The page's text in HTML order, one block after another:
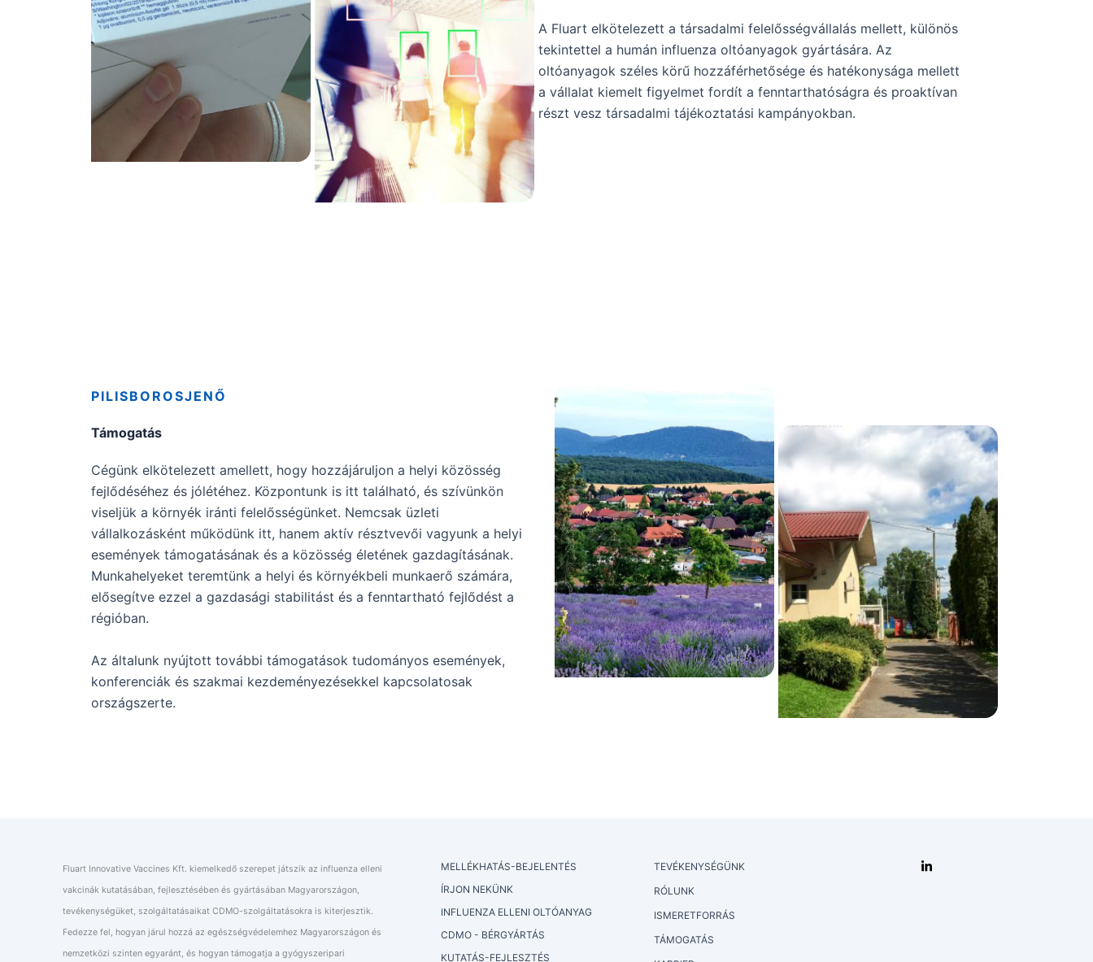
A Fluart elkötelezett a társadalmi felelősségvállalás mellett, különös
tekintettel a humán influenza oltóanyagok gyártására. Az
oltóanyagok széles körű hozzáférhetősége és hatékonysága mellett
a vállalat kiemelt figyelmet fordít a fenntarthatóságra és proaktívan
részt vesz társadalmi tájékoztatási kampányokban.
PILISBOROSJENŐ
Támogatás
Cégünk elkötelezett amellett, hogy hozzájáruljon a helyi közösség
fejlődéséhez és jólétéhez. Központunk is itt található, és szívünkön
viseljük a környék iránti felelősségünket. Nemcsak üzleti
vállalkozásként működünk itt, hanem aktív résztvevői vagyunk a helyi
események támogatásának és a közösség életének gazdagításának.
Munkahelyeket teremtünk a helyi és környékbeli munkaerő számára,
elősegítve ezzel a gazdasági stabilitást és a fenntartható fejlődést a
régióban.
Az általunk nyújtott további támogatások tudományos események,
konferenciák és szakmai kezdeményezésekkel kapcsolatosak
országszerte.
Fluart Innovative Vaccines Kft. kiemelkedő szerepet játszik az influenza elleni
vakcinák kutatásában, fejlesztésében és gyártásában Magyarországon,
tevékenységüket, szolgáltatásaikat CDMO-szolgáltatásokra is kiterjesztik.
Fedezze fel, hogyan járul hozzá az egészségvédelemhez Magyarországon és
nemzetközi szinten egyaránt, és hogyan támogatja a gyógyszeripari
MELLÉKHATÁS-BEJELENTÉS
ÍRJON NEKÜNK
INFLUENZA ELLENI OLTÓANYAG
CDMO - BÉRGYÁRTÁS
KUTATÁS-FEJLESZTÉS
TEVÉKENYSÉGÜNK
RÓLUNK
ISMERETFORRÁS
TÁMOGATÁS